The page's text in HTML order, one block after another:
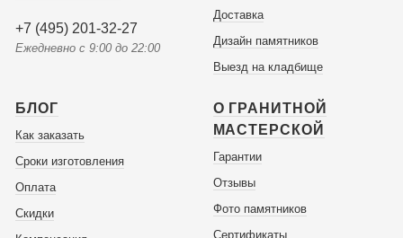
+7 (495) 201-32-27
Ежедневно с 9:00 до 22:00
Доставка
Дизайн памятников
Выезд на кладбище
БЛОГ
Как заказать
Сроки изготовления
Оплата
Скидки
О ГРАНИТНОЙ
МАСТЕРСКОЙ
Гарантии
Отзывы
Фото памятников
Сертификаты